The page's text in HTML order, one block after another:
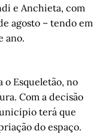
e Anchieta, com
agosto – tendo em
ano.
o Esqueletão, no
Com a decisão
terá que
do espaço.